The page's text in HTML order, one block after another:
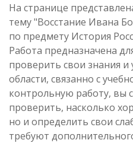
На странице
тему "Восстание Ивана
по предмету История
Работа предназначена
проверить свои знания
области, связанно с
контрольную работу, вы
проверить, насколько
но и определить свои
требуют